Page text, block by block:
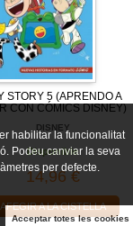
STORY 5 (APRENDO A
CON CÓMICS DISNEY)
DISNEY
Disponible
14,96 €
AFEGIR A LA CISTELLA
habilitar la funcionalitat
Podeu canviar la seva
per defecte.
Acceptar totes les cookies